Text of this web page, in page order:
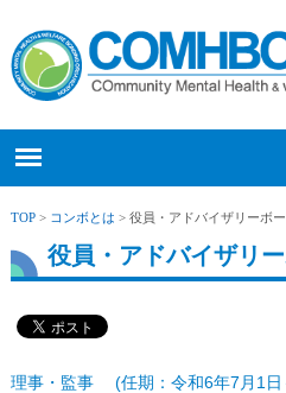
TOP> コンボとは > 役員・アドバイザリーボ
役員・アドバイザリ
理事・監事 (任期：令和6年7月1